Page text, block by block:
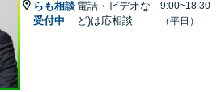
らも相談
受付中
電話・ビデオな
ど)は応相談
9:00~18:30
（平日）